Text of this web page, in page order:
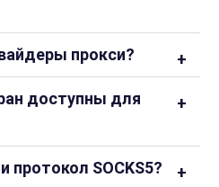
прокси?
доступны для
протокол SOCKS5?